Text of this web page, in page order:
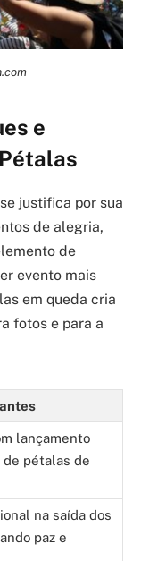
e
justifica por sua
de alegria,
de
evento mais
em queda cria
fotos e para a
lançamento
de pétalas de
na saída dos
paz e